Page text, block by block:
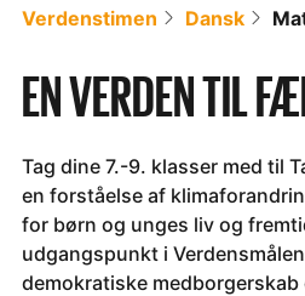
Verdenstimen Dansk
EN VERDEN TIL
Tag dine 7.-9. klasser med til
en forståelse af
for børn og unges liv og
udgangspunkt i
demokratiske